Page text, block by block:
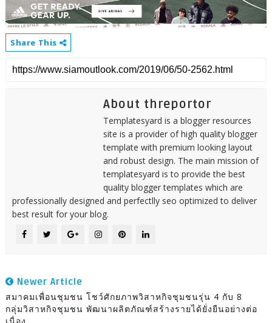
Share This
About threportor
Templatesyard is a blogger resources
site is a provider of high quality blogger
template with premium looking layout
and robust design. The main mission of
templatesyard is to provide the best
quality blogger templates which are
professionally designed and perfectlly seo optimized to deliver
best result for your blog.
Newer Article
สมาคมเพื่อนชุมชน โชว์ศักยภาพวิสาหกิจชุมชนรุ่น 4 กับ 8
กลุ่มวิสาหกิจชุมชน พัฒนาผลิตภัณฑ์สร้างรายได้ยั่งยืนอย่างต่อ